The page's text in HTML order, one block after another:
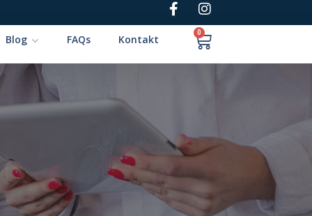
Blog FAQs Kontakt
0